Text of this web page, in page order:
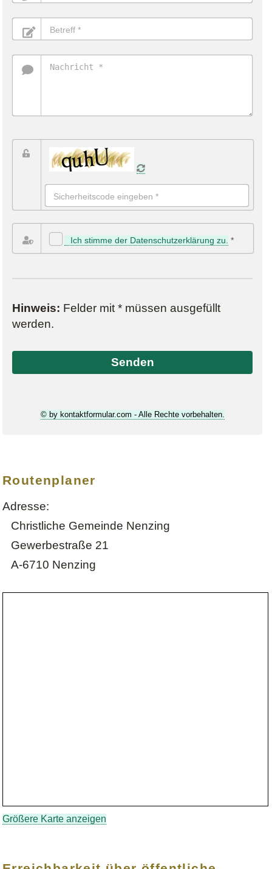
Das nachfolgende Feld muss leer bleiben,
damit die Nachricht gesendet wird!
Ich stimme der Datenschutz­erklärung zu. *
Hinweis: Felder mit * müssen ausgefüllt
werden.
© by kontaktformular.com - Alle Rechte vorbehalten.
Routenplaner
Adresse:
Christliche Gemeinde Nenzing
Gewerbestraße 21
A-6710 Nenzing
Größere Karte anzeigen